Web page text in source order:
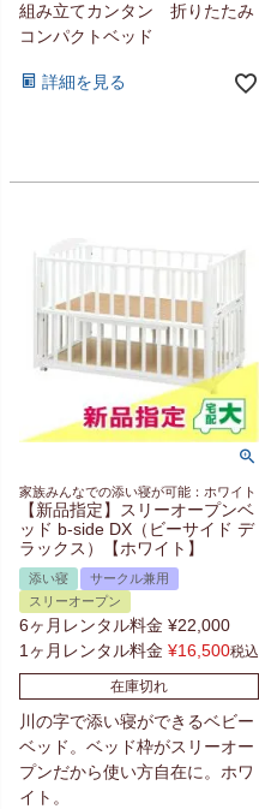
組み立てカンタン 折りたたみ
コンパクトベッド
詳細を見る
家族みんなでの添い寝が可能：ホワイト
【新品指定】スリーオープンベ
ッド b-side DX（ビーサイド デ
ラックス）【ホワイト】
添い寝
サークル兼用
スリーオープン
6ヶ月レンタル料金 ¥22,000
1ヶ月レンタル料金 ¥16,500税込
在庫切れ
川の字で添い寝ができるベビー
ベッド。ベッド枠がスリーオー
プンだから使い方自在に。ホワ
イト。